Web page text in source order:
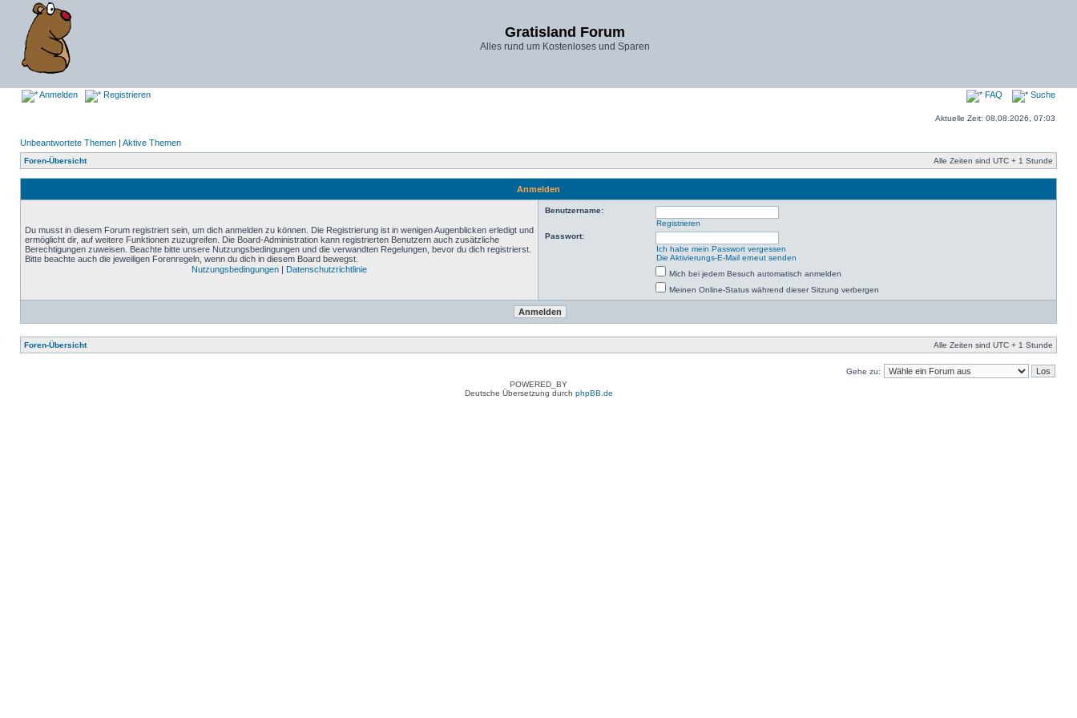
Gratisland Forum
Alles rund um Kostenloses und Sparen
Anmelden Registrieren FAQ Suche
Aktuelle Zeit: 08.08.2026, 07:03
Unbeantwortete Themen | Aktive Themen
Foren-Übersicht Alle Zeiten sind UTC + 1 Stunde
Anmelden
Du musst in diesem Forum registriert sein, um dich anmelden zu können. Die Registrierung ist in wenigen Augenblicken erledigt und
ermöglicht dir, auf weitere Funktionen zuzugreifen. Die Board-Administration kann registrierten Benutzern auch zusätzliche
Berechtigungen zuweisen. Beachte bitte unsere Nutzungsbedingungen und die verwandten Regelungen, bevor du dich registrierst.
Bitte beachte auch die jeweiligen Forenregeln, wenn du dich in diesem Board bewegst.
Nutzungsbedingungen | Datenschutzrichtlinie
Benutzername:
Registrieren
Passwort:
Ich habe mein Passwort vergessen
Die Aktivierungs-E-Mail erneut senden
Mich bei jedem Besuch automatisch anmelden
Meinen Online-Status während dieser Sitzung verbergen
Foren-Übersicht Alle Zeiten sind UTC + 1 Stunde
Gehe zu:
POWERED_BY
Deutsche Übersetzung durch phpBB.de